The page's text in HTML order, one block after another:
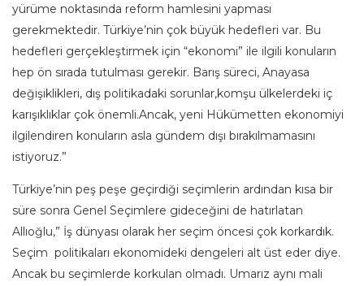
yürüme noktasında reform hamlesini yapması
gerekmektedir. Türkiye’nin çok büyük hedefleri var. Bu
hedefleri gerçekleştirmek için “ekonomi” ile ilgili konuların
hep ön sırada tutulması gerekir. Barış süreci, Anayasa
değişiklikleri, dış politikadaki sorunlar,komşu ülkelerdeki iç
karışıklıklar çok önemli.Ancak, yeni Hükümetten ekonomiyi
ilgilendiren konuların asla gündem dışı bırakılmamasını
istiyoruz.”
Türkiye’nin peş peşe geçirdiği seçimlerin ardından kısa bir
süre sonra Genel Seçimlere gideceğini de hatırlatan
Allıoğlu,” İş dünyası olarak her seçim öncesi çok korkardık.
Seçim politikaları ekonomideki dengeleri alt üst eder diye.
Ancak bu seçimlerde korkulan olmadı. Umarız aynı mali